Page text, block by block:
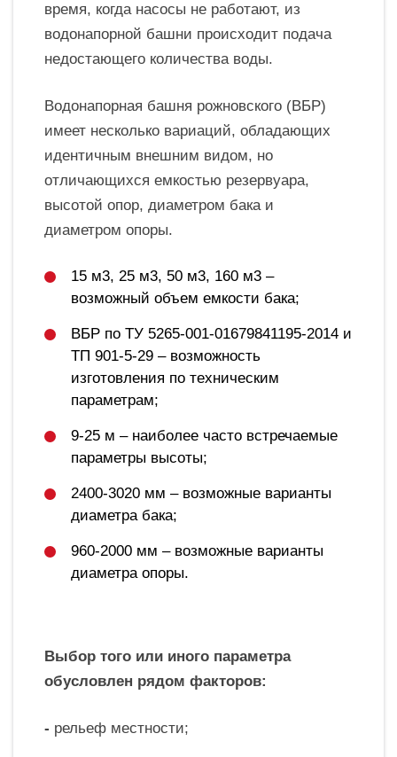
время, когда насосы не работают, из
водонапорной башни происходит подача
недостающего количества воды.
Водонапорная башня рожновского (ВБР)
имеет несколько вариаций, обладающих
идентичным внешним видом, но
отличающихся емкостью резервуара,
высотой опор, диаметром бака и
диаметром опоры.
15 м3, 25 м3, 50 м3, 160 м3 –
возможный объем емкости бака;
ВБР по ТУ 5265-001-01679841195-2014 и
ТП 901-5-29 – возможность
изготовления по техническим
параметрам;
9-25 м – наиболее часто встречаемые
параметры высоты;
2400-3020 мм – возможные варианты
диаметра бака;
960-2000 мм – возможные варианты
диаметра опоры.
Выбор того или иного параметра
обусловлен рядом факторов:
- рельеф местности;